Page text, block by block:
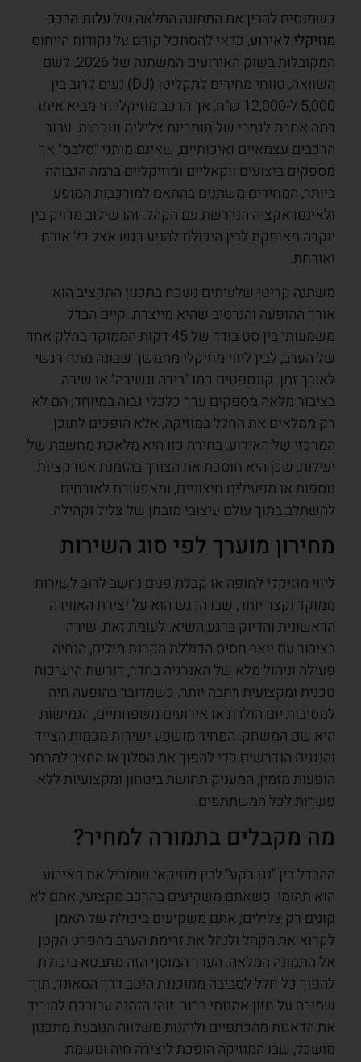
כשמנסים להבין את התמונה המלאה של עלות הרכב
מוזיקלי לאירוע, כדאי להסתכל קודם על נקודות הייחוס
המקובלות בשוק האירועים המשתנה של 2026. לשם
השוואה, טווחי מחירים לתקליטן (DJ) נעים לרוב בין
5,000 ל-12,000 ש"ח, אך הרכב מוזיקלי חי מביא איתו
רמה אחרת לגמרי של חומריות צלילית ונוכחות. עבור
הרכבים עצמאיים ואיכותיים, שאינם מותגי "סלבס" אך
מספקים ביצועים ווקאליים ומוזיקליים ברמה הגבוהה
ביותר, המחירים משתנים בהתאם למורכבות המופע
ולאינטראקציה הנדרשת עם הקהל. זהו שילוב מדויק בין
יוקרה מאופקת לבין היכולת להניע רגש אצל כל אורח
ואורחת.
משתנה קריטי שלעיתים נשכח בתכנון התקציב הוא
אורך ההופעה והנרטיב שהיא מייצרת. קיים הבדל
משמעותי בין סט בודד של 45 דקות הממוקד בחלק אחד
של הערב, לבין ליווי מוזיקלי מתמשך שבונה מתח רגשי
לאורך זמן. קונספטים כמו "בירה ונשירה" או שירה
בציבור מלאה מספקים ערך כלכלי גבוה במיוחד; הם לא
רק ממלאים את החלל במוזיקה, אלא הופכים לתוכן
המרכזי של האירוע. בחירה כזו היא מלאכת מחשבת של
יעילות, שכן היא חוסכת את הצורך בהזמנת אטרקציות
נוספות או מפעילים חיצוניים, ומאפשרת לאורחים
להשתלב בתוך עולם עיצובי מובחן של צליל וקהילה.
מחירון מוערך לפי סוג השירות
ליווי מוזיקלי לחופה או קבלת פנים נחשב לרוב לשירות
ממוקד וקצר יותר, שבו הדגש הוא על יצירת האווירה
הראשונית והדיוק ברגע השיא. לעומת זאת, שירה
בציבור עם יואב חסיס הכוללת הקרנת מילים, הנחיה
פעילה וניהול מלא של האנרגיה בחדר, דורשת היערכות
טכנית ומקצועית רחבה יותר. כשמדובר בהופעה חיה
למסיבות יום הולדת או אירועים משפחתיים, הגמישות
היא שם המשחק. המחיר מושפע ישירות מכמות הציוד
והנגנים הנדרשים כדי להפוך את הסלון או החצר למרחב
הופעות מזמין, המעניק תחושת ביטחון ומקצועיות ללא
פשרות לכל המשתתפים.
מה מקבלים בתמורה למחיר?
ההבדל בין "נגן רקע" לבין מוזיקאי שמוביל את האירוע
הוא תהומי. כשאתם משקיעים בהרכב מקצועי, אתם לא
קונים רק צלילים; אתם משקיעים ביכולת של האמן
לקרוא את הקהל ולנהל את זרימת הערב מהפרט הקטן
אל התמונה המלאה. הערך המוסף הזה מתבטא ביכולת
להפוך כל חלל לסביבה מתוכננת היטב דרך הסאונד, תוך
שמירה על חזון אמנותי ברור. זוהי הזמנה עבורכם להוריד
את הדאגות מהכתפיים וליהנות משלווה הנובעת מתכנון
מושכל, שבו המוזיקה הופכת ליצירה חיה ונושמת